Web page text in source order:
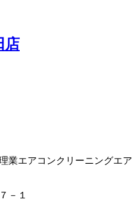
店
業エアコンクリーニングエア
－１